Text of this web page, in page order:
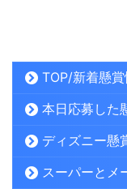
TOP/新着懸賞
本日応募した
ディズニー懸
スーパーとメ